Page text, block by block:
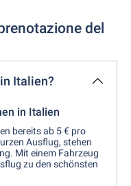
del
Italien?
in Italien
bereits ab 5 € pro
Ausflug, stehen
Mit einem Fahrzeug
zu den schönsten